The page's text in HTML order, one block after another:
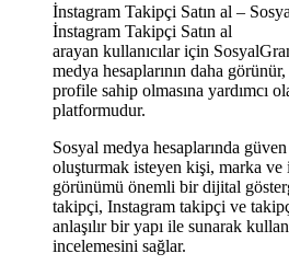
İnstagram Takipçi Satın al –
İnstagram Takipçi Satın al
arayan kullanıcılar için
medya hesaplarının daha
profile sahip olmasına yardımcı
platformudur.
Sosyal medya hesaplarında
oluşturmak isteyen kişi, marka
görünümü önemli bir dijital
takipçi, Instagram takipçi ve
anlaşılır bir yapı ile sunarak
incelemesini sağlar.